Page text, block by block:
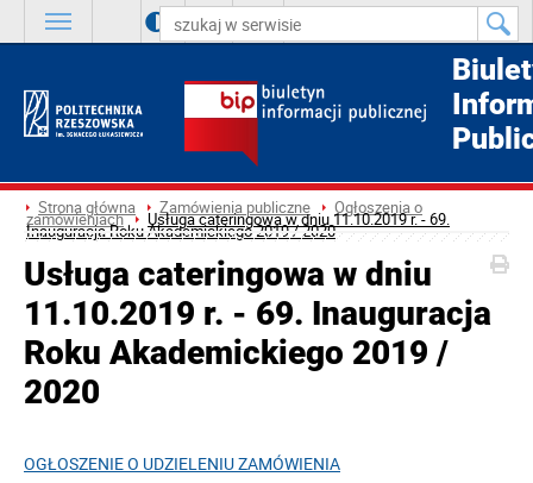
A A A
Strona główna Zamówienia publiczne Ogłoszenia o
zamówieniach Usługa cateringowa w dniu 11.10.2019 r. - 69.
Inauguracja Roku Akademickiego 2019 / 2020
Usługa cateringowa w dniu
11.10.2019 r. - 69. Inauguracja
Roku Akademickiego 2019 /
2020
OGŁOSZENIE O UDZIELENIU ZAMÓWIENIA